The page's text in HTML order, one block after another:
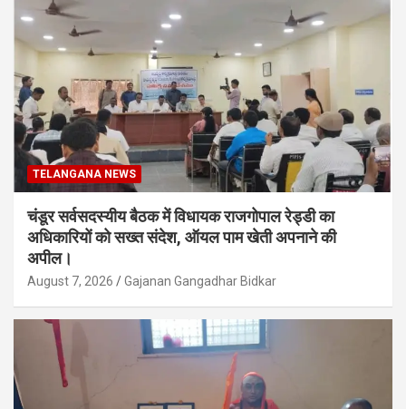
TELANGANA NEWS
चंडूर सर्वसदस्यीय बैठक में विधायक राजगोपाल रेड्डी का
अधिकारियों को सख्त संदेश, ऑयल पाम खेती अपनाने की
अपील।
August 7, 2026 Gajanan Gangadhar Bidkar